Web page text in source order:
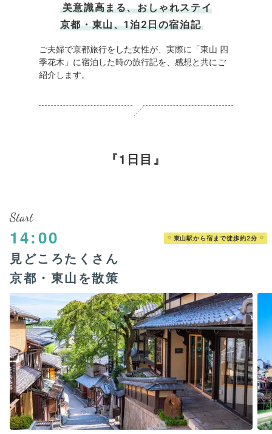
美意識高まる、おしゃれステイ
京都・東山、1泊2日の宿泊記
ご夫婦で京都旅行をした女性が、実際に「東山 四
季花木」に宿泊した時の旅行記を、感想と共にご
紹介します。
1日目
Start
14:00 東山駅から宿まで徒歩約2分
見どころたくさん
京都・東山を散策